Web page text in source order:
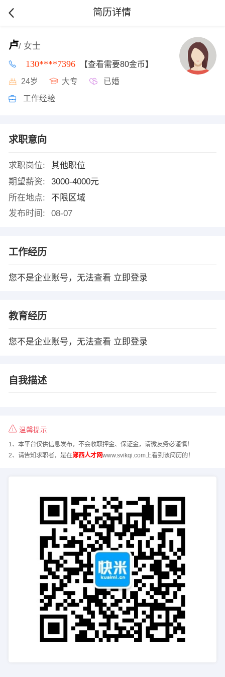
简历详情
卢/ 女士
130****7396 【查看需要80金币】
24岁 大专 已婚
工作经验
求职意向
求职岗位:
其他职位
期望薪资:
3000-4000元
所在地点:
不限区域
发布时间:
08-07
工作经历
您不是企业账号，无法查看 立即登录
教育经历
您不是企业账号，无法查看 立即登录
自我描述
温馨提示
1、本平台仅供信息发布，不会收取押金、保证金，请微友务必谨慎！
2、请告知求职者，是在郧西人才网www.svikqi.com上看到该简历的！